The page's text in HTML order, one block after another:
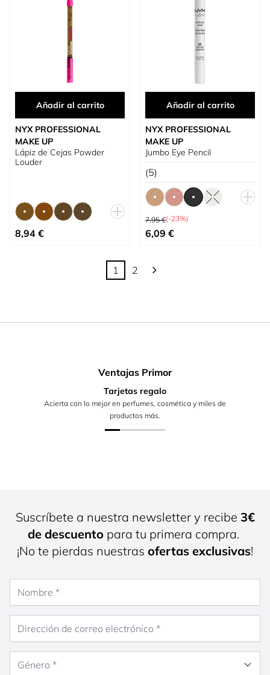
Añadir al carrito
NYX PROFESSIONAL
MAKE UP
Lápiz de Cejas Powder
Louder
Tan bajo como
8,94 €
Añadir al carrito
NYX PROFESSIONAL
MAKE UP
Jumbo Eye Pencil
(5)
Precio habitual
7,95 €(-23%)
Tan bajo como
6,09 €
Actualmente estás leyendo página
1
Página
2
Ventajas Primor
Tarjetas regalo
Acierta con lo mejor en perfumes, cosmética y miles de
productos más.
Suscríbete a nuestra newsletter y recibe 3€
de descuento para tu primera compra.
¡No te pierdas nuestras ofertas exclusivas!